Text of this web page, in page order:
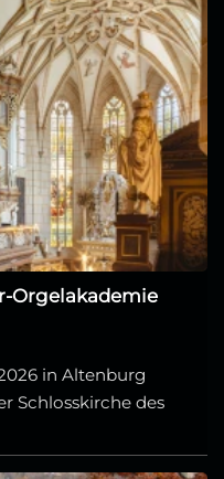
Orgelakademie
in Altenburg
Schlosskirche des